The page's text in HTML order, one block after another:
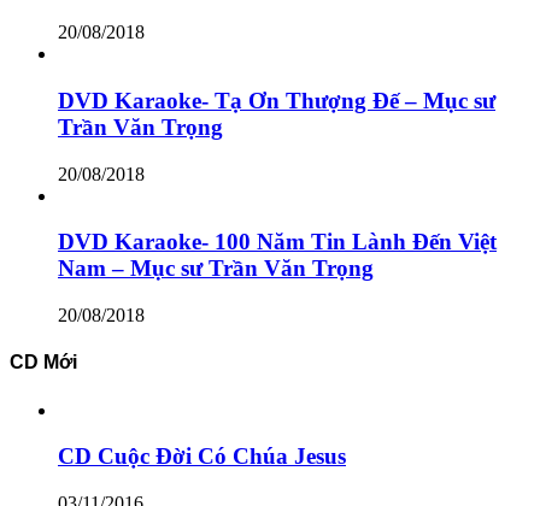
20/08/2018
DVD Karaoke- Tạ Ơn Thượng Đế – Mục sư
Trần Văn Trọng
20/08/2018
DVD Karaoke- 100 Năm Tin Lành Đến Việt
Nam – Mục sư Trần Văn Trọng
20/08/2018
CD Mới
CD Cuộc Đời Có Chúa Jesus